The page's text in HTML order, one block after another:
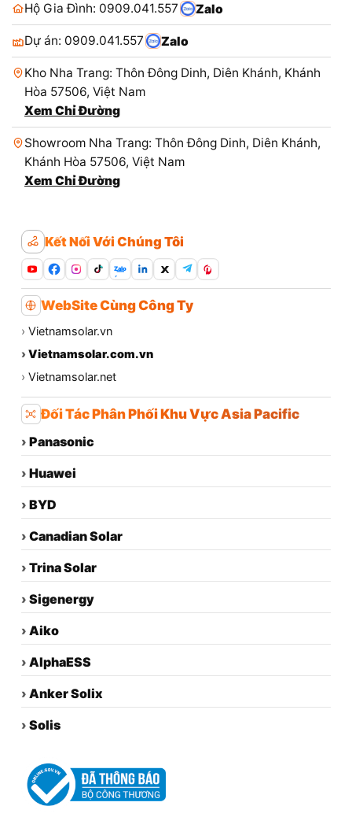
Hộ Gia Đình: 0909.041.557
Zalo
Dự án: 0909.041.557 Zalo
Kho Nha Trang: Thôn Đông Dinh, Diên Khánh, Khánh
Hòa 57506, Việt Nam
Xem Chỉ Đường
Showroom Nha Trang: Thôn Đông Dinh, Diên Khánh,
Khánh Hòa 57506, Việt Nam
Xem Chỉ Đường
Kết Nối Với Chúng Tôi
Zalo
WebSite Cùng Công Ty
› Vietnamsolar.vn
› Vietnamsolar.com.vn
› Vietnamsolar.net
Đối Tác Phân Phối Khu Vực Asia Pacific
› Panasonic
› Huawei
› BYD
› Canadian Solar
› Trina Solar
› Sigenergy
› Aiko
› AlphaESS
› Anker Solix
› Solis